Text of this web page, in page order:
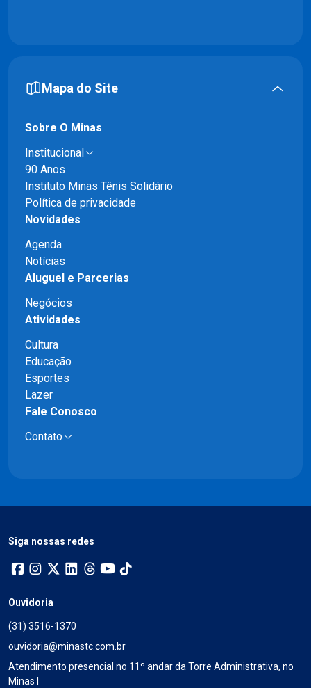
Mapa do Site
Sobre O Minas
Institucional
90 Anos
Instituto Minas Tênis Solidário
Política de privacidade
Novidades
Agenda
Notícias
Aluguel e Parcerias
Negócios
Atividades
Cultura
Educação
Esportes
Lazer
Fale Conosco
Contato
Siga nossas redes
Ouvidoria
(31) 3516-1370
ouvidoria@minastc.com.br
Atendimento presencial no 11º andar da Torre Administrativa, no
Minas I